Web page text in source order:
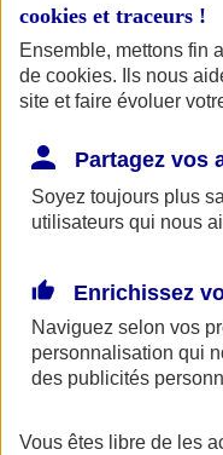
cookies et traceurs !
Ensemble, mettons fin
de cookies. Ils nous
site et faire évoluer
Partagez vos
Soyez toujours plus
utilisateurs qui nous
Enrichissez
Naviguez selon vos
personnalisation qui
des publicités
Vous êtes libre de les